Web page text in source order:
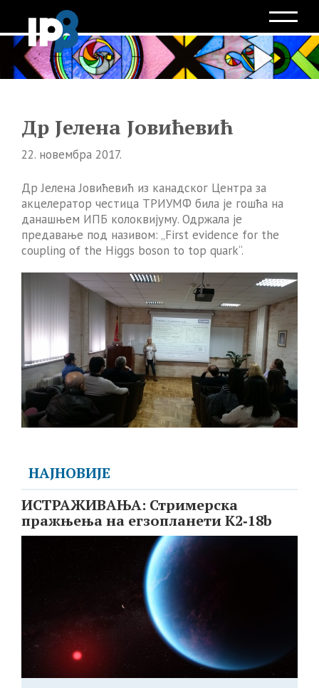
Др Јелена Јовићевић
22. новембра 2017.
Др Јелена Јовићевић из канадског Центра за
акцелератор честица ТРИУМФ била је гошћа на
данашњем ИПБ колоквијуму. Одржала је
предавање под називом: „First evidence for the
coupling of the Higgs boson to top quark“.
НАЈНОВИЈЕ
ИСТРАЖИВАЊА: Стримерска
пражњења на егзопланети K2‑18b